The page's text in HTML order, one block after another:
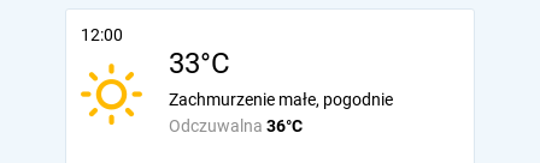
12:00
33°C
Odczuwalna 36°C
Zachmurzenie małe, pogodnie